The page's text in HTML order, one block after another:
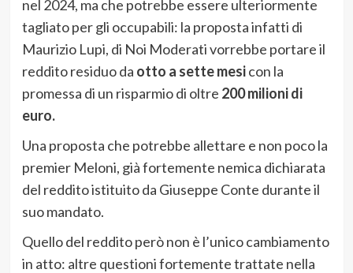
nel 2024, ma che potrebbe essere ulteriormente
tagliato per gli occupabili: la proposta infatti di
Maurizio Lupi, di Noi Moderati vorrebbe portare il
reddito residuo da otto a sette mesicon la
promessa di un risparmio di oltre 200 milioni di
euro.
Una proposta che potrebbe allettare e non poco la
premier Meloni, già fortemente nemica dichiarata
del reddito istituito da Giuseppe Conte durante il
suo mandato.
Quello del reddito però non è l’unico cambiamento
in atto: altre questioni fortemente trattate nella